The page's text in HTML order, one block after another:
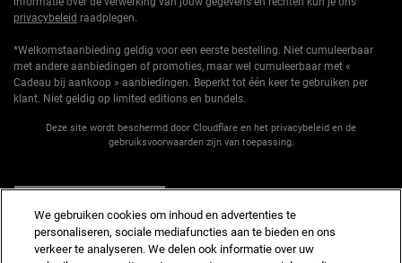
privacybeleid raadplegen.
*Welkomstaanbieding geldig voor een eerste bestelling. Niet cumuleerbaar
met andere aanbiedingen of promoties, maar wel cumuleerbaar met «
Cadeau bij aankoop » aanbiedingen. Beperkt tot één keer te gebruiken per
klant. Niet geldig op limited editions en bundels.
Deze site wordt beschermd door Cloudflare en het privacybeleid en de
gebruiksvoorwaarden zijn van toepassing.
We gebruiken cookies om inhoud en advertenties te
personaliseren, sociale mediafuncties aan te bieden en ons
verkeer te analyseren. We delen ook informatie over uw